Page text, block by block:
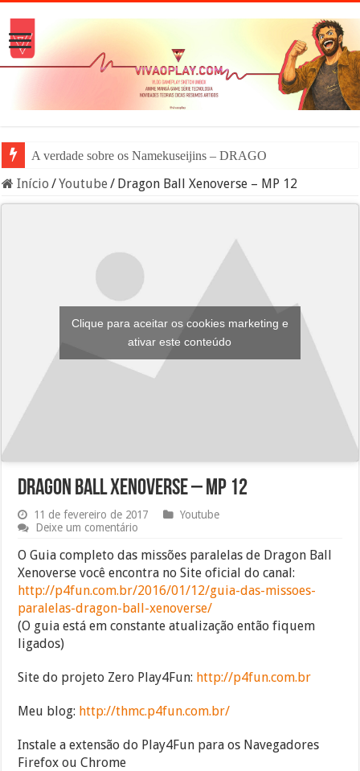
A verdade sobre os Namekuseijins – DRAGON BALL #News
Início /Youtube / Dragon Ball Xenoverse – MP 12
Clique para aceitar os cookies marketing e
ativar este conteúdo
Dragon Ball Xenoverse – MP 12
11 de fevereiro de 2017
Youtube
Deixe um comentário
O Guia completo das missões paralelas de Dragon Ball
Xenoverse você encontra no Site oficial do canal:
http://p4fun.com.br/2016/01/12/guia-das-missoes-
paralelas-dragon-ball-xenoverse/
(O guia está em constante atualização então fiquem
ligados)
Site do projeto Zero Play4Fun: http://p4fun.com.br
Meu blog: http://thmc.p4fun.com.br/
Instale a extensão do Play4Fun para os Navegadores
Firefox ou Chrome